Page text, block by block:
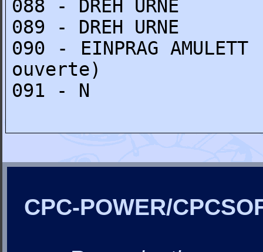
088 - DREH URNE
089 - DREH URNE
090 - EINPRAG
ouverte)
091 - N
CPC-POWER/